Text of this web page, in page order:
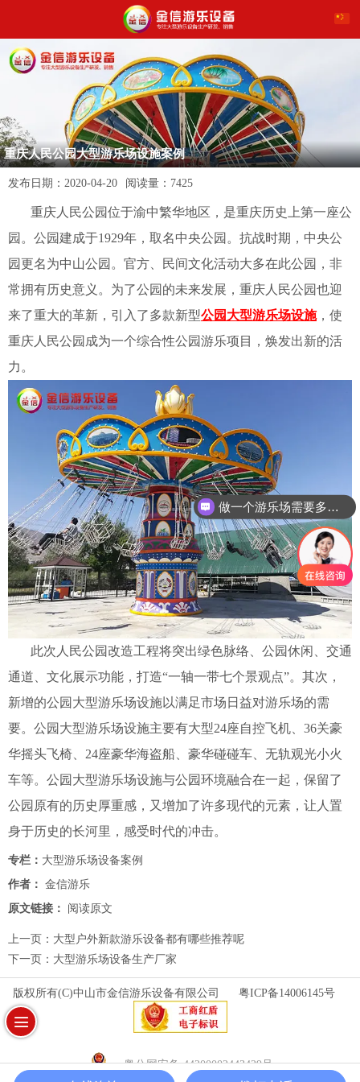
重庆人民公园大型游乐场设施案例
发布日期： 2020-04-20 阅读量： 7425
重庆人民公园位于渝中繁华地区，是重庆历史上第一座公
园。公园建成于1929年 ， 取名中央公园。抗战时期 ， 中央公
园更名为中山公园。官方、民间文化活动大多在此公园，非
常拥有历史意义。为了公园的未来发展， 重庆人民公园也迎
来了重大的革新，引入了多款新型公园大型游乐场设施，使
重庆人民公园成为一个综合性公园游乐项目，焕发出新的活
力。
此次人民公园改造工程将突出绿色脉络、公园休闲、交通
通道、文化展示功能，打造“一轴一带七个景观点”。其次，
新增的公园大型游乐场设施以满足市场日益对游乐场的需
要。 公园 大型游乐场设施主要有大型24座自控飞机、36关豪
华摇头飞椅、24座豪华海盗船、豪华碰碰车、无轨观光小火
车等。 公园 大型游乐场设施与公园环境融合在一起，保留了
公园原有的历史厚重感，又增加了许多现代的元素，让人置
身于历史的长河里，感受时代的冲击。
专栏： 大型游乐场设备案例
作者： 金信游乐
原文链接：
阅读原文
上一页： 大型户外新款游乐设备都有哪些推荐呢
下一页： 大型游乐场设备生产厂家
版权所有(C)中山市金信游乐设备有限公司 粤ICP备14006145号
粤公网安备 44200002443429号
做一个游乐场需要多少钱？